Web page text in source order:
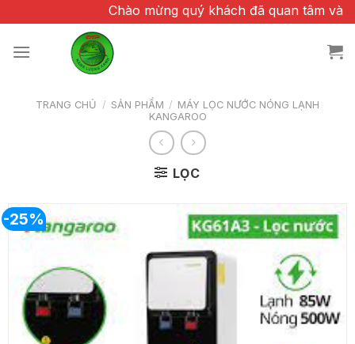
đến
nội
Chào mừng quý khách đã quan tâm và tin
TRANG CHỦ / SẢN PHẨM / MÁY LỌC NƯỚC NÓNG LẠNH
KANGAROO
LỌC
-25%